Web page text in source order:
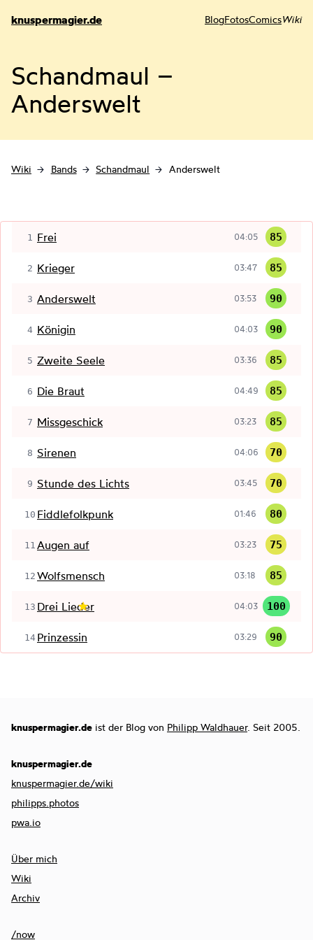
knuspermagier.de BlogFotosComicsWiki
Schandmaul –
Anderswelt
Wiki Bands Schandmaul Anderswelt
1 Frei 04:05 85
2 Krieger 03:47 85
3 Anderswelt 03:53 90
4 Königin 04:03 90
5 Zweite Seele 03:36 85
6 Die Braut 04:49 85
7 Missgeschick 03:23 85
8 Sirenen 04:06 70
9 Stunde des Lichts 03:45 70
10 Fiddlefolkpunk 01:46 80
11 Augen auf 03:23 75
12 Wolfsmensch 03:18 85
13 Drei Lieder 04:03 100
14 Prinzessin 03:29 90
knuspermagier.de ist der Blog von Philipp Waldhauer. Seit 2005.
knuspermagier.de
knuspermagier.de/wiki
philipps.photos
pwa.io
Über mich
Wiki
Archiv
/now